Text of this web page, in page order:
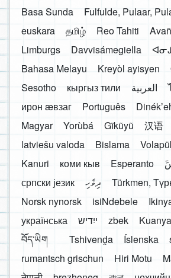
Basa Sunda
Fulfulde, Pulaar,
euskara
தமிழ் Reo Tahiti
Limburgs
Davvisámegiella
Bahasa Melayu
Kreyòl ayisyen
Sesotho
кыргыз тили العربية
ирон æвзаг
Português
Magyar
Yorùbá Gĩkũyũ 汉语
latviešu valoda
Bislama
Kanuri
коми кыв Esperanto
српски језик
ދިވެހި
Türkmen,
Norsk nynorsk
isiNdebele
українська
ייִדיש zbek
བོད་ཡིག
Tshivenḓa Íslenska
rumantsch grischun
Hiri Motu